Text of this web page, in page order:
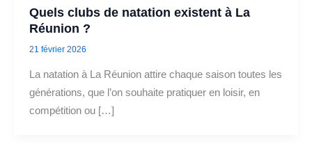
Quels clubs de natation existent à La
Réunion ?
21 février 2026
La natation à La Réunion attire chaque saison toutes les
générations, que l’on souhaite pratiquer en loisir, en
compétition ou […]